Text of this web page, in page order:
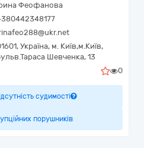
Феофанова
Україна, м. Київ,м.Київ,
Шевченка, 13
0
судимості
порушників